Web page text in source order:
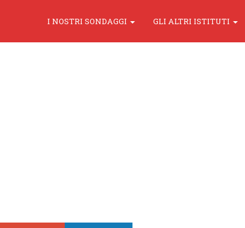
I NOSTRI SONDAGGI GLI ALTRI ISTITUTI